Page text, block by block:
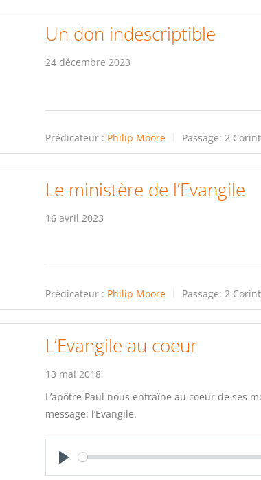
Un don indescriptible
24 décembre 2023
Prédicateur : Philip Moore Passage: 2
Le ministère de l’Evangile
16 avril 2023
Prédicateur : Philip Moore Passage: 2
L’Evangile au coeur
13 mai 2018
L’apôtre Paul nous entraîne au coeur de ses
message: l’Evangile.
Play